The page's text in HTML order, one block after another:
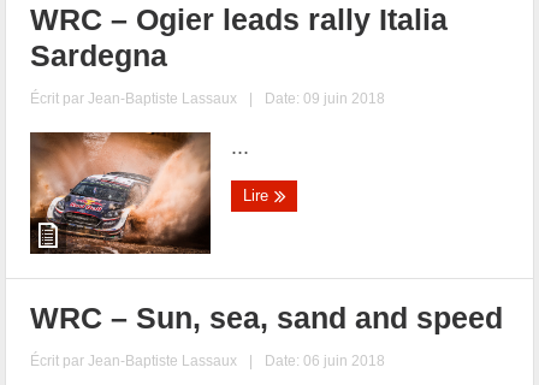
WRC – Ogier leads rally Italia
Sardegna
Écrit parJean-Baptiste Lassaux | Date: 09 juin 2018
...
Lire
WRC – Sun, sea, sand and speed
Écrit parJean-Baptiste Lassaux | Date: 06 juin 2018